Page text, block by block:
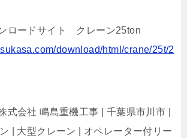
ロードサイト クレーン25ton
download/html/crane/25t/2
式会社 鳴島重機工事 | 千葉県市川市 |
| 大型クレーン | オペレーター付リー